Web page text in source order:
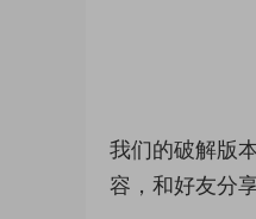
我们的破解版
容，和好友分